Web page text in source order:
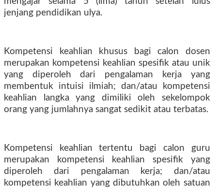
jenjang pendidikan ulya.
Kompetensi keahlian khusus bagi calon dosen
merupakan kompetensi keahlian spesifik atau unik
yang diperoleh dari pengalaman kerja yang
membentuk intuisi ilmiah; dan/atau kompetensi
keahlian langka yang dimiliki oleh sekelompok
orang yang jumlahnya sangat sedikit atau terbatas.
Kompetensi keahlian tertentu bagi calon guru
merupakan kompetensi keahlian spesifik yang
diperoleh dari pengalaman kerja; dan/atau
kompetensi keahlian yang dibutuhkan oleh satuan